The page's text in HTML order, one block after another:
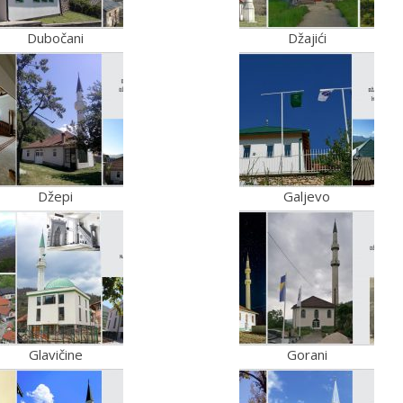
Dubočani Džajići
Džepi Galjevo
Glavičine Gorani